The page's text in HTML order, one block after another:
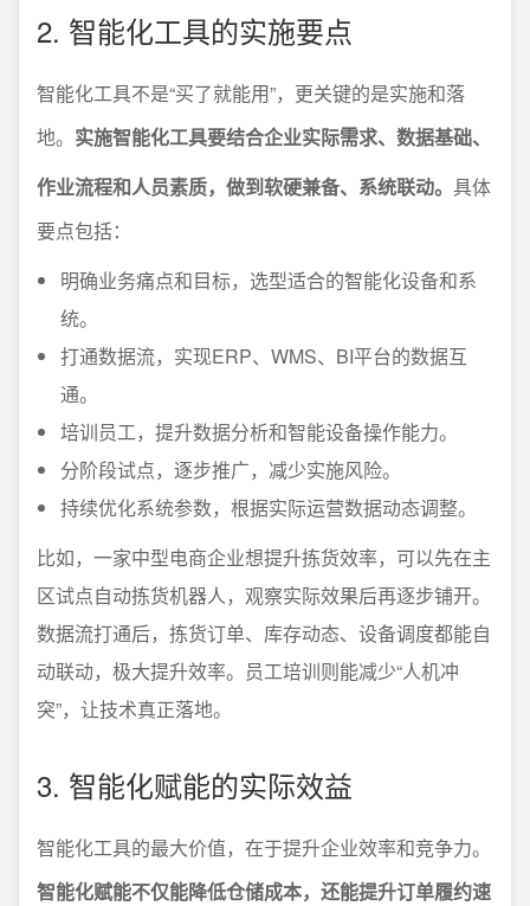
2. 智能化工具的实施要点
智能化工具不是“买了就能用”，更关键的是实施和落
地。 实施智能化工具要结合企业实际需求、数据基础、
作业流程和人员素质，做到软硬兼备、系统联动。 具体
要点包括：
明确业务痛点和目标，选型适合的智能化设备和系
统。
打通数据流，实现ERP、WMS、BI平台的数据互
通。
培训员工，提升数据分析和智能设备操作能力。
分阶段试点，逐步推广，减少实施风险。
持续优化系统参数，根据实际运营数据动态调整。
比如，一家中型电商企业想提升拣货效率，可以先在主
区试点自动拣货机器人，观察实际效果后再逐步铺开。
数据流打通后，拣货订单、库存动态、设备调度都能自
动联动，极大提升效率。员工培训则能减少“人机冲
突”，让技术真正落地。
3. 智能化赋能的实际效益
智能化工具的最大价值，在于提升企业效率和竞争力。
智能化赋能不仅能降低仓储成本，还能提升订单履约速